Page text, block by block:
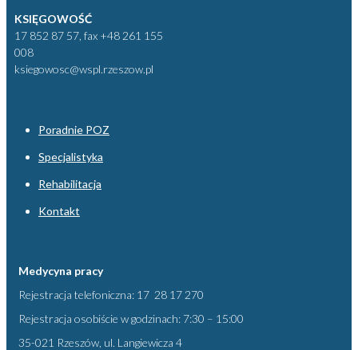
KSIĘGOWOŚĆ
17 852 87 57, fax +48 261 155
008
ksiegowosc@wspl.rzeszow.pl
Poradnie POZ
Specjalistyka
Rehabilitacja
Kontakt
Medycyna pracy
Rejestracja telefoniczna: 17 28 17 270
Rejestracja osobiście w godzinach: 7:30 – 15:00
35-021 Rzeszów, ul. Langiewicza 4